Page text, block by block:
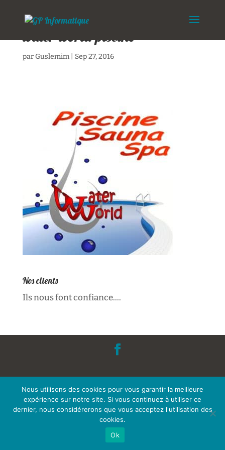
water-world-piscine
parGuslemim| Sep 27, 2016
Nos clients
Ils nous font confiance....
Nous utilisons des cookies pour vous garantir la meilleure
expérience sur notre site. Si vous continuez à utiliser ce
dernier, nous considérerons que vous acceptez l'utilisation des
cookies.
Ok